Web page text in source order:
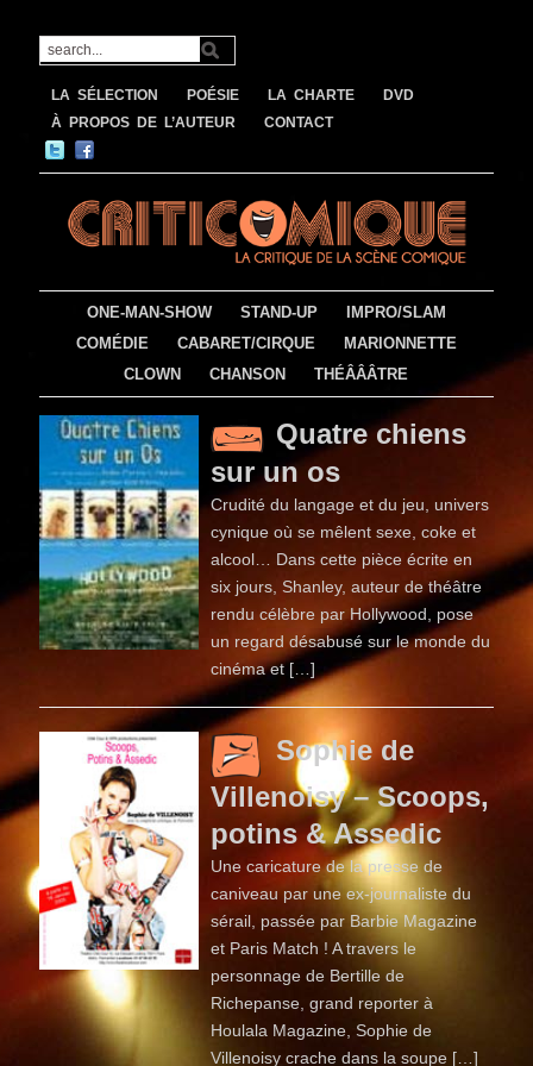
LA SÉLECTION POÉSIE LA CHARTE
DVD
À PROPOS DE L’AUTEUR
CONTACT
ONE-MAN-SHOW STAND-UP
IMPRO/SLAM
COMÉDIE
CABARET/CIRQUE
MARIONNETTE
CLOWN
CHANSON THÉÂÂÂTRE
Quatre chiens
sur un os
Crudité du langage et du jeu, univers
cynique où se mêlent sexe, coke et
alcool… Dans cette pièce écrite en
six jours, Shanley, auteur de théâtre
rendu célèbre par Hollywood, pose
un regard désabusé sur le monde du
cinéma et […]
Sophie de
Villenoisy – Scoops,
potins & Assedic
Une caricature de la presse de
caniveau par une ex-journaliste du
sérail, passée par Barbie Magazine
et Paris Match ! A travers le
personnage de Bertille de
Richepanse, grand reporter à
Houlala Magazine, Sophie de
Villenoisy crache dans la soupe […]